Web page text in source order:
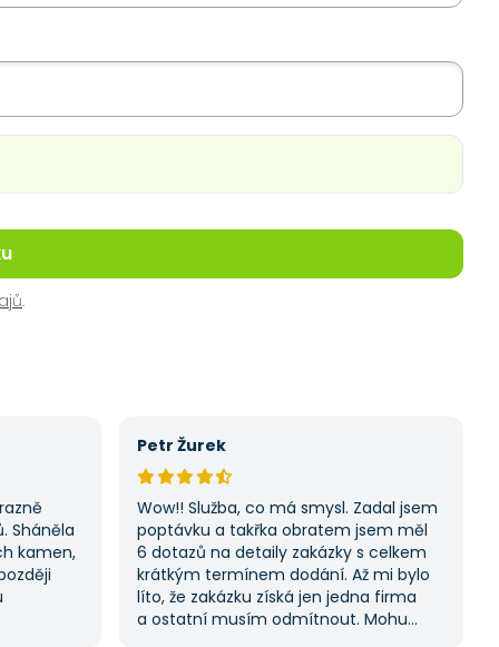
.
Sháněla
kamen,
Petr Žurek
Wow!! Služba, co má smysl. Zadal jsem
poptávku a takřka obratem jsem měl
6 dotazů na detaily zakázky s celkem
krátkým termínem dodání. Až mi bylo
líto, že zakázku získá jen jedna firma
a ostatní musím odmítnout. Mohu